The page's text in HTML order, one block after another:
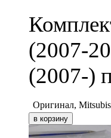
(2007-
(2007-)
Оригинал,